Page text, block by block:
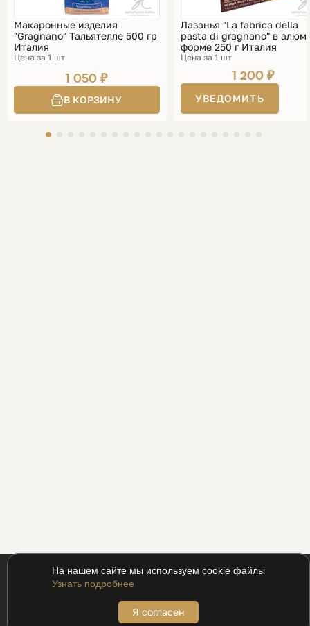
Макаронные изделия
"Gragnano" Тальятелле 500 гр
Италия
Цена за 1 шт
1 050 ₽
Лазанья "La fabrica della
pasta di gragnano" в алюм.
форме 250 г Италия
Цена за 1 шт
1 200 ₽
УВЕДОМИТЬ
На нашем сайте мы используем cookie файлы
Узнать подробнее
Я согласен